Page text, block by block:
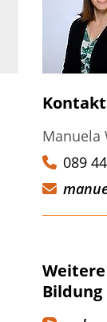
Winterstetter
Kontakt
Manuela
089
Bildung